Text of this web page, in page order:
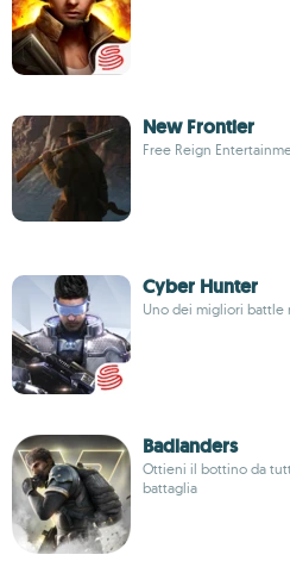
New Frontier
Free Reign
Cyber Hunter
Uno dei migliori battle
Badlanders
Ottieni il bottino da
battaglia